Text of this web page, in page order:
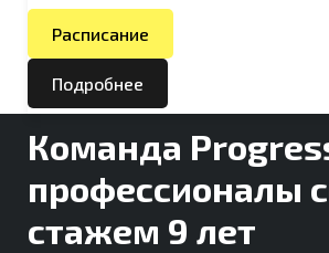
Расписание
Подробнее
Команда
профессионалы
стажем 9 лет